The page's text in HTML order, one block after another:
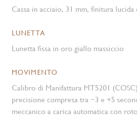
Cassa in acciaio, 31 mm, finitura lucida
LUNETTA
Lunetta fissa in oro giallo massiccio
MOVIMENTO
Calibro di Manifattura MT5201
precisione compresa tra −3 e +5
meccanico a carica automatica con